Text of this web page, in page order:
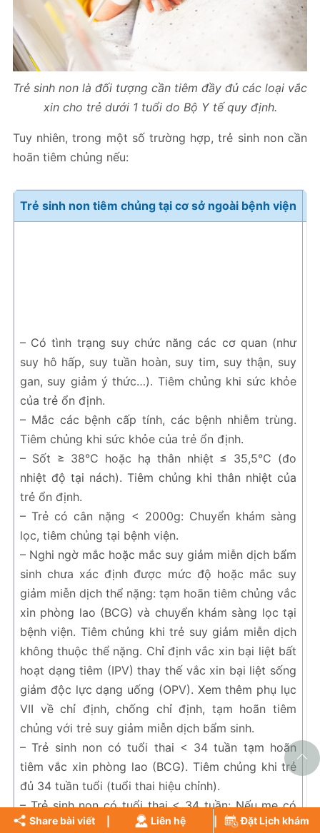
Trẻ sinh non là đối tượng cần tiêm đầy đủ các loại vắc
xin cho trẻ dưới 1 tuổi do Bộ Y tế quy định.
Tuy nhiên, trong một số trường hợp, trẻ sinh non cần
hoãn tiêm chủng nếu:
Trẻ sinh non tiêm chủng tại cơ sở ngoài bệnh viện
– Có tình trạng suy chức năng các cơ quan (như
suy hô hấp, suy tuần hoàn, suy tim, suy thận, suy
gan, suy giảm ý thức…). Tiêm chủng khi sức khỏe
của trẻ ổn định.
– Mắc các bệnh cấp tính, các bệnh nhiễm trùng.
Tiêm chủng khi sức khỏe của trẻ ổn định.
– Sốt ≥ 38°C hoặc hạ thân nhiệt ≤ 35,5°C (đo
nhiệt độ tại nách). Tiêm chủng khi thân nhiệt của
trẻ ổn định.
– Trẻ có cân nặng < 2000g: Chuyển khám sàng
lọc, tiêm chủng tại bệnh viện.
– Nghi ngờ mắc hoặc mắc suy giảm miễn dịch bẩm
sinh chưa xác định được mức độ hoặc mắc suy
giảm miễn dịch thể nặng: tạm hoãn tiêm chủng vắc
xin phòng lao (BCG) và chuyển khám sàng lọc tại
bệnh viện. Tiêm chủng khi trẻ suy giảm miễn dịch
không thuộc thể nặng. Chỉ định vắc xin bại liệt bất
hoạt dạng tiêm (IPV) thay thế vắc xin bại liệt sống
giảm độc lực dạng uống (OPV). Xem thêm phụ lục
VII về chỉ định, chống chỉ định, tạm hoãn tiêm
chủng với trẻ suy giảm miễn dịch bẩm sinh.
– Trẻ sinh non có tuổi thai < 34 tuần tạm hoãn
tiêm vắc xin phòng lao (BCG). Tiêm chủng khi trẻ
đủ 34 tuần tuổi (tuổi thai hiệu chỉnh).
– Trẻ sinh non có tuổi thai < 34 tuần: Nếu mẹ có
HBsAg (-) tạm hoãn tiêm vắc xin viêm gan B sơ
Share bài viết Liên hệ Đặt Lịch khám